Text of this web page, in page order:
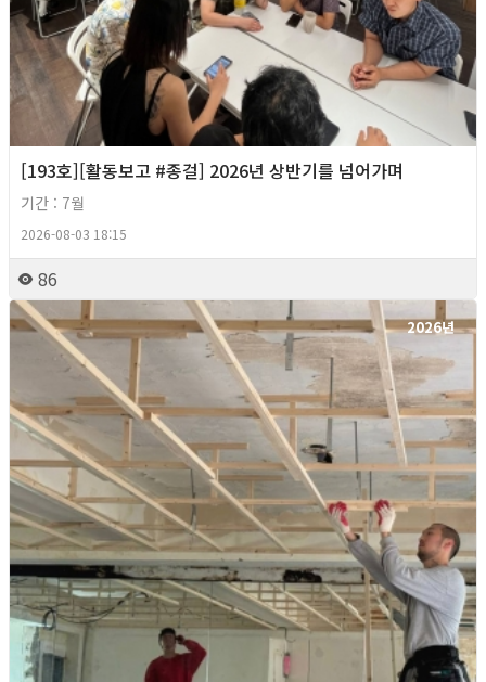
[193호][활동보고 #종걸] 2026년 상반기를 넘어가며
기간 : 7월
2026-08-03 18:15
86
2026년